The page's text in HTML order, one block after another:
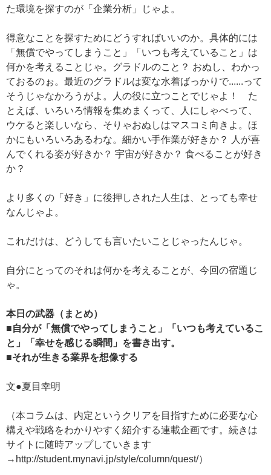
た環境を探すのが「企業分析」じゃよ。
得意なことを探すためにどうすればいいのか。具体的には
「無償でやってしまうこと」「いつも考えていること」は
何かを考えることじゃ。グラドルのこと？ おぬし、わかっ
ておるのぉ。最近のグラドルは変な水着ばっかりで......って
そうじゃなかろうがよ。人の役に立つことでじゃよ！ た
とえば、いろいろ情報を集めまくって、人にしゃべって、
ウケると楽しいなら、そりゃおぬしはマスコミ向きよ。ほ
かにもいろいろあるわな。細かい手作業が好きか？ 人が喜
んでくれる姿が好きか？ 宇宙が好きか？ 食べることが好き
か？
より多くの「好き」に後押しされた人生は、とっても幸せ
なんじゃよ。
これだけは、どうしても言いたいことじゃったんじゃ。
自分にとってのそれは何かを考えることが、今回の宿題じ
ゃ。
本日の武器（まとめ）
■自分が「無償でやってしまうこと」「いつも考えているこ
と」「幸せを感じる瞬間」を書き出す。
■それが生きる業界を想像する
文●夏目幸明
（本コラムは、内定というクリアを目指すために必要な心
構えや戦略をわかりやすく紹介する連載企画です。続きは
サイトに随時アップしていきます
→http://student.mynavi.jp/style/column/quest/）